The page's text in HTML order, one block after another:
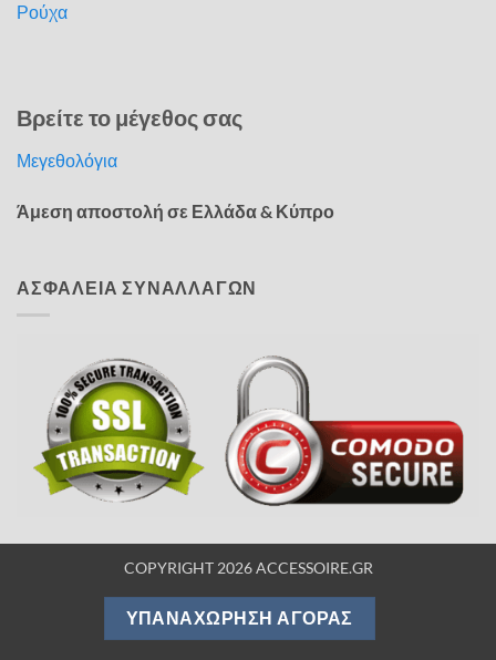
Ρούχα
Βρείτε το μέγεθος σας
Μεγεθολόγια
Άμεση αποστολή σε Ελλάδα & Κύπρο
ΑΣΦΑΛΕΙΑ ΣΥΝΑΛΛΑΓΩΝ
COPYRIGHT 2026 ACCESSOIRE.GR
ΥΠΑΝΑΧΏΡΗΣΗ ΑΓΟΡΆΣ